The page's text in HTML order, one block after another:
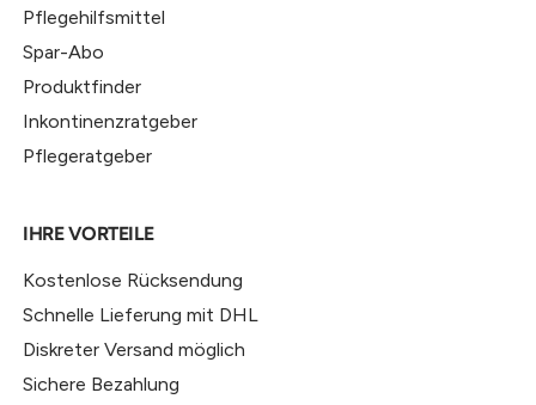
Pflegehilfsmittel
Spar-Abo
Produktfinder
Inkontinenzratgeber
Pflegeratgeber
IHRE VORTEILE
Kostenlose Rücksendung
Schnelle Lieferung mit DHL
Diskreter Versand möglich
Sichere Bezahlung